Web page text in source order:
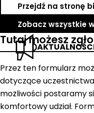
Przejdź na stronę
Zobacz wszystkie
Tutaj możesz
Przez ten formularz
dotyczące
możliwości postaramy
komfortowy udział.